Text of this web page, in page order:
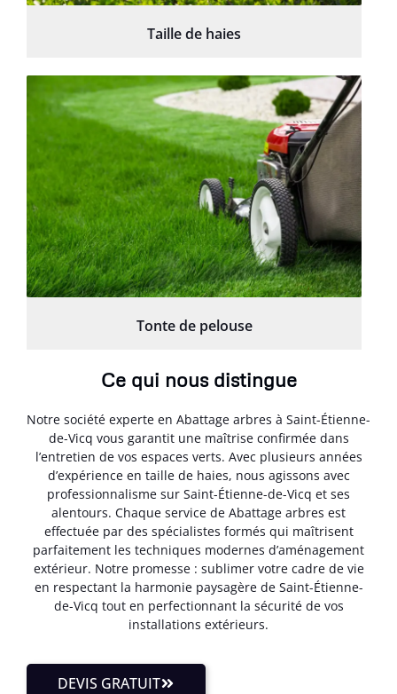
Taille de haies
Tonte de pelouse
Ce qui nous distingue
Notre société experte en Abattage arbres à Saint-Étienne-
de-Vicq vous garantit une maîtrise confirmée dans
l’entretien de vos espaces verts. Avec plusieurs années
d’expérience en taille de haies, nous agissons avec
professionnalisme sur Saint-Étienne-de-Vicq et ses
alentours. Chaque service de Abattage arbres est
effectuée par des spécialistes formés qui maîtrisent
parfaitement les techniques modernes d’aménagement
extérieur. Notre promesse : sublimer votre cadre de vie
en respectant la harmonie paysagère de Saint-Étienne-
de-Vicq tout en perfectionnant la sécurité de vos
installations extérieurs.
DEVIS GRATUIT